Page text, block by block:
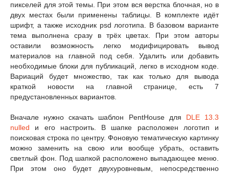
пикселей для этой темы. При этом вся верстка блочная, но в
двух местах были применены таблицы. В комплекте идёт
шрифт, а также исходник psd логотипа. В базовом варианте
тема выполнена сразу в трёх цветах. При этом авторы
оставили возможность легко модифицировать вывод
материалов на главной под себя. Удалить или добавить
необходимые блоки для публикаций, легко в исходном коде.
Вариаций будет множество, так как только для вывода
краткой новости на главной странице, есть 7
предустановленных вариантов.
Вначале нужно скачать шаблон PentHouse для DLE 13.3
nulled и его настроить. В шапке расположен логотип и
поисковая строка по центру. Фоновую тематическую картинку
можно заменить на свою или вообще убрать, оставить
светлый фон. Под шапкой расположено выпадающее меню.
При этом оно будет двухуровневым, непосредственно